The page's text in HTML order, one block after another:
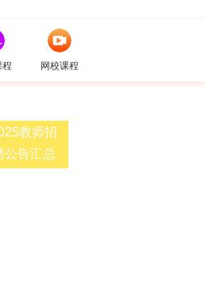
程 网校课程
教师招
公告汇总